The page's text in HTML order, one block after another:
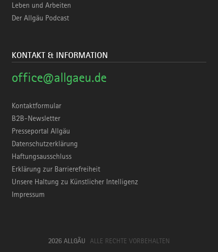
Leben und Arbeiten
Der Allgäu Podcast
KONTAKT & INFORMATION
office@allgaeu.de
Kontaktformular
B2B-Newsletter
Presseportal Allgäu
Datenschutzerklärung
Haftungsausschluss
Erklärung zur Barrierefreiheit
Unsere Haltung zu Künstlicher Intelligenz
Impressum
2026 ALLGÄU ALLE RECHTE VORBEHALTEN